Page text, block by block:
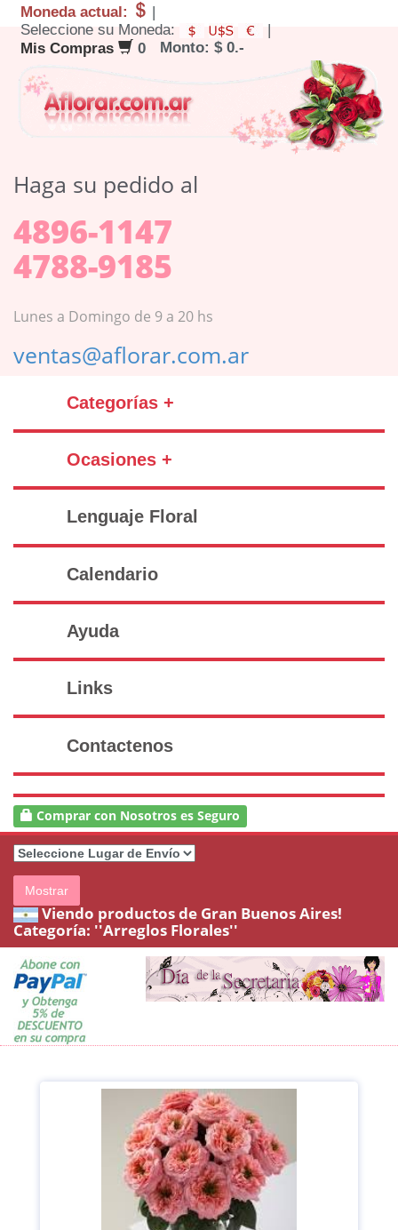
Moneda actual:
|
Seleccione su Moneda:
|
Mis Compras
0 Monto: $ 0.-
Haga su pedido al
4896-1147
4788-9185
Lunes a Domingo de 9 a 20 hs
ventas@aflorar.com.ar
Categorías +
Ocasiones +
Lenguaje Floral
Calendario
Ayuda
Links
Contactenos
Comprar con Nosotros es Seguro
Mostrar
Viendo productos de Gran Buenos Aires!
Categoría: ''Arreglos Florales''